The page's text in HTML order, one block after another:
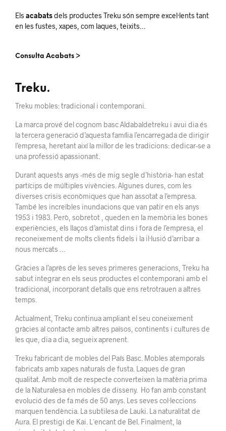
Elsacabatsdels productes Treku són sempre excel·lents tant
en les fustes, xapes, com laques, teixits…
Consulta Acabats >
Treku.
Treku mobles: tradicional i contemporani.
La marca prové del cognom basc Aldabaldetreku i avui dia és
la tercera generació d’aquesta família l’encarregada de dirigir
l’empresa, heretant així la millor de les tradicions: dedicar-se a
una professió apassionant.
Durant aquests anys -més de mig segle d’història- han estat
partícips de múltiples vivències. Algunes dures, com les
diverses crisis econòmiques que han assotat a l’empresa.
També les increïbles inundacions que van patir en els anys
1953 i 1983. Però, sobretot , queden en la memòria les bones
experiències, els llaços d’amistat dins i fora de l’empresa, el
reconeixement de molts clients fidels i la il·lusió d’arribar a
nous mercats …
Gràcies a l’après de les seves primeres generacions, Treku ha
sabut integrar en els seus productes el contemporani amb el
tradicional, incorporant detalls que ens retrotrauen a altres
temps.
Actualment, Treku continua ampliant el seu coneixement
gràcies al contacte amb altres països, continents i cultures de
les que, dia a dia, segueix aprenent.
Treku fabricant de mobles del País Basc. Mobles atemporals
fabricats amb xapes naturals de fusta. Laques de gran
qualitat. Amb molt de respecte converteixen la matèria prima
de la Naturalesa en mobles de disseny. Ho fan amb constant
evolució des de fa més de 50 anys. Les seves col·leccions
marquen tendència. La subtilesa de Lauki. La naturalitat de
Aura. El prestigi de Kai. L´encant de Bel. Finalment, la